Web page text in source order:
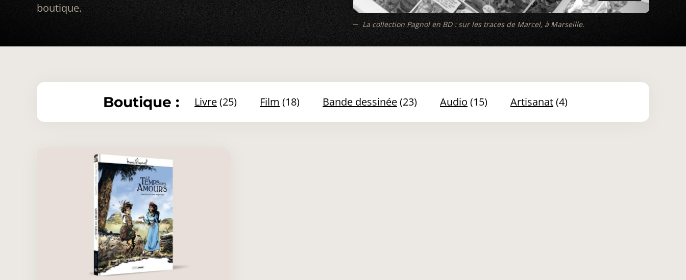
boutique.
La collection Pagnol en BD : sur les traces de Marcel, à Marseille.
Boutique : livre(25) film (18) bande dessinée(23) audio (15) artisanat(4)